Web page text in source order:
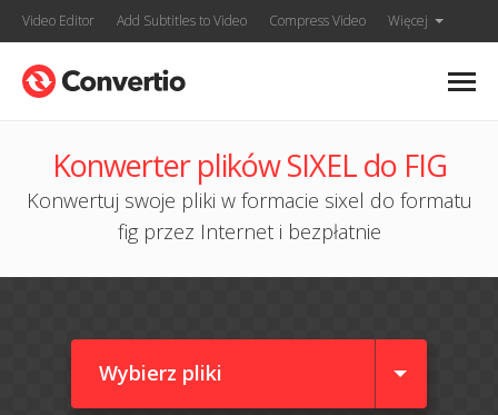
Video Editor Add Subtitles to Video Compress Video Więcej
Konwerter plików SIXEL do FIG
Konwertuj swoje pliki w formacie sixel do formatu
fig przez Internet i bezpłatnie
Wybierz pliki